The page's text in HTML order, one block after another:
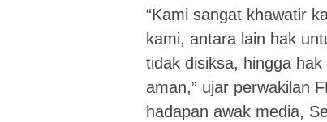
“Kami sangat khawatir
kami, antara lain hak
tidak disiksa, hingga
aman,” ujar perwakilan
hadapan awak media,